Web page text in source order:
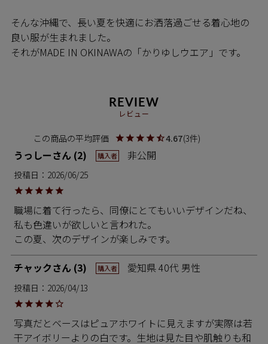
そんな沖縄で、長い夏を快適にお洒落過ごせる着心地の
良い服が生まれました。
それがMADE IN OKINAWAの「かりゆしウエア」です。
REVIEW
レビュー
4.67 3
うっしー 2 購入者 非公開
投稿日 2026/06/25
職場に着て行ったら、同僚にとてもいいデザインだね、
私も色違いが欲しいと言われた。
この夏、次のデザインが楽しみです。
チャック 3 購入者 愛知県40代 男性
投稿日 2026/04/13
写真だとベースはピュアホワイトに見えますが実際は若
干アイボリーよりの白です。生地は見た目や肌触りも和